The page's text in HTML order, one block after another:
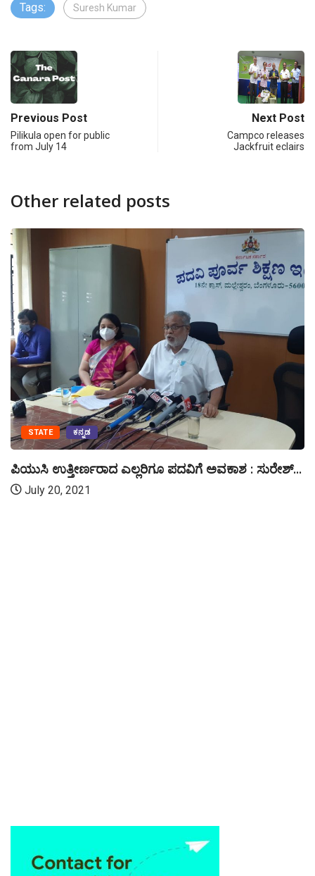
Tags: Suresh Kumar
Previous Post
Pilikula open for public
from July 14
Next Post
Campco releases
Jackfruit eclairs
Other related posts
STATE ಕನ್ನಡ
ಪಿಯುಸಿ ಉತ್ತೀರ್ಣರಾದ ಎಲ್ಲರಿಗೂ ಪದವಿಗೆ ಅವಕಾಶ : ಸುರೇಶ್...
July 20, 2021